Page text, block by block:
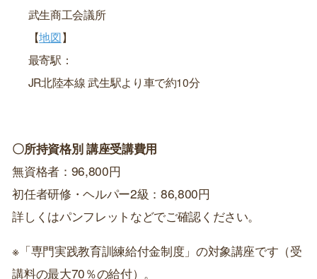
武生商工会議所
【地図】
最寄駅：
JR北陸本線 武生駅より車で約10分
〇所持資格別 講座受講費用
無資格者：96,800円
初任者研修・ヘルパー2級：86,800円
詳しくはパンフレットなどでご確認ください。
※「専門実践教育訓練給付金制度」の対象講座です（受
講料の最大70％の給付）。